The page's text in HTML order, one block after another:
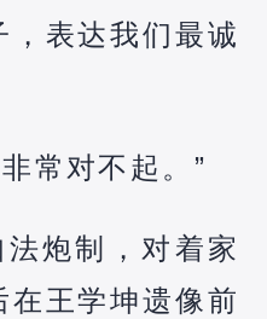
表达我们最诚
常对不起。”
炮制，对着家
在王学坤遗像前